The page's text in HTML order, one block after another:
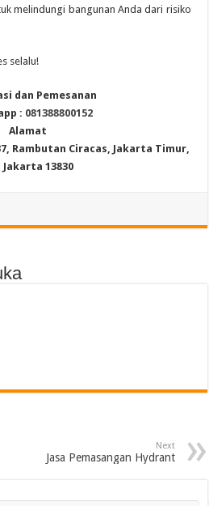
melindungi bangunan Anda dari risiko
selalu!
dan Pemesanan
: 081388800152
Alamat
Rambutan Ciracas, Jakarta Timur,
Jakarta 13830
Next
Jasa Pemasangan Hydrant